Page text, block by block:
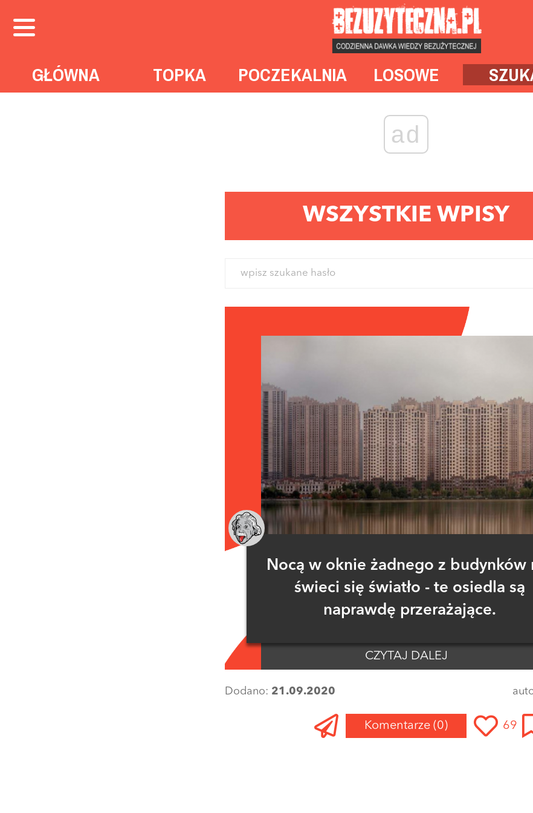
GŁÓWNA TOPKA POCZEKALNIA LOSOWE
ad
WSZYSTKIE WPISY
Nocą w oknie żadnego z budynków
świeci się światło - te osiedla są
naprawdę przerażające.
CZYTAJ DALEJ
Dodano: 21.09.2020
Komentarze (0) 69